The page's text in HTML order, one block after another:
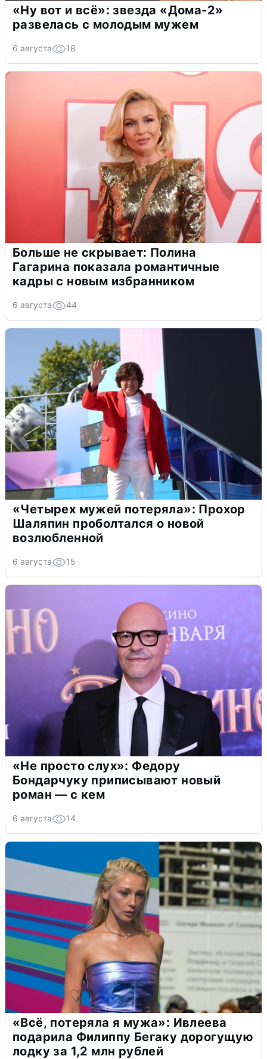
«Ну вот и всё»: звезда «Дома-2»
развелась с молодым мужем
6 августа 18
Больше не скрывает: Полина
Гагарина показала романтичные
кадры с новым избранником
6 августа 44
«Четырех мужей потеряла»: Прохор
Шаляпин проболтался о новой
возлюбленной
6 августа 15
«Не просто слух»: Федору
Бондарчуку приписывают новый
роман — с кем
6 августа 14
«Всё, потеряла я мужа»: Ивлеева
подарила Филиппу Бегаку дорогущую
лодку за 1,2 млн рублей